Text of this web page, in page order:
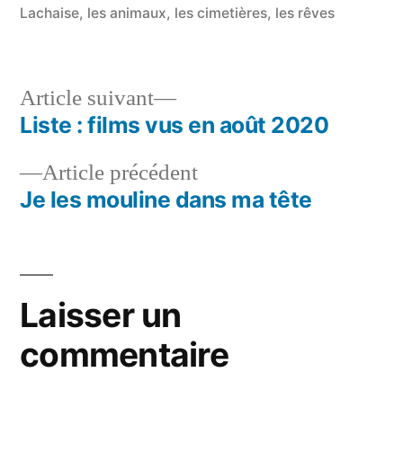
Lachaise, les animaux, les cimetières, les rêves
Navigation
deArticle précédentArticle
précédent :
Je les mouline dans ma tête
Article suivant
Article
suivant :
Liste : films vus en août 2020
Laisser un
commentaire